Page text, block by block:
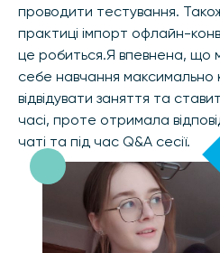
проводити тестування.
практиці імпорт офлайн-
це робиться.Я впевнена, що
себе навчання максимально
відвідувати заняття та
часі, проте отримала
чаті та під час Q&A сесії.